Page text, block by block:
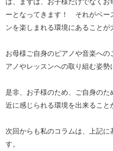
ーとなってきます！ それがベー
ンを楽しまれる環境にあることが
お母様ご自身のピアノや音楽へ
アノやレッスンへの取り組む姿勢
是非、お子様のため、ご自身の
近に感じられる環境を出来ること
次回からも私のコラムは、上記
す。